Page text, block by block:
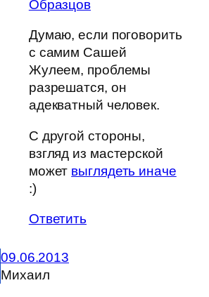
Образцов
Думаю, если поговорить
с самим Сашей
Жулеем, проблемы
разрешатся, он
адекватный человек.
С другой стороны,
взгляд из мастерской
может выглядеть иначе
:)
Ответить
09.06.2013
Михаил